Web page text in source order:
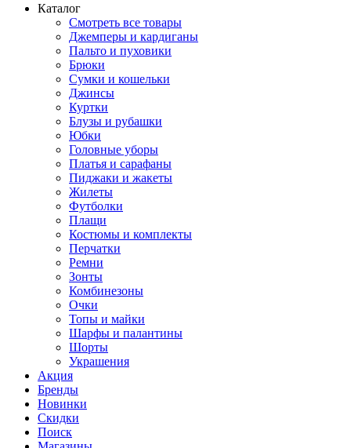
Каталог
Смотреть все товары
Джемперы и кардиганы
Пальто и пуховики
Брюки
Сумки и кошельки
Джинсы
Куртки
Блузы и рубашки
Юбки
Головные уборы
Платья и сарафаны
Пиджаки и жакеты
Жилеты
Футболки
Плащи
Костюмы и комплекты
Перчатки
Ремни
Зонты
Комбинезоны
Очки
Топы и майки
Шарфы и палантины
Шорты
Украшения
Акция
Бренды
Новинки
Скидки
Поиск